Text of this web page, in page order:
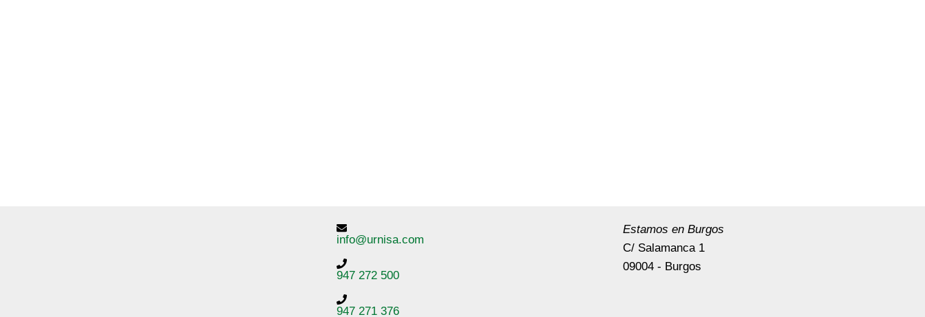
info@urnisa.com
947 272 500
947 271 376
Estamos en Burgos
C/ Salamanca 1
09004 - Burgos